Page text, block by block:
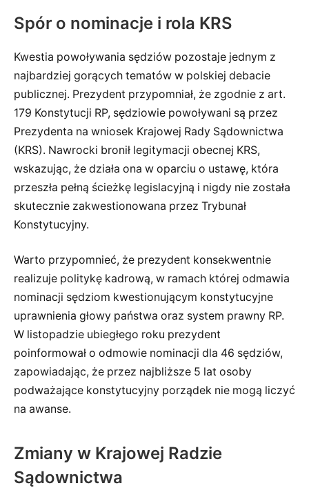
Spór o nominacje i rola KRS
Kwestia powoływania sędziów pozostaje jednym z
najbardziej gorących tematów w polskiej debacie
publicznej. Prezydent przypomniał, że zgodnie z art.
179 Konstytucji RP, sędziowie powoływani są przez
Prezydenta na wniosek Krajowej Rady Sądownictwa
(KRS). Nawrocki bronił legitymacji obecnej KRS,
wskazując, że działa ona w oparciu o ustawę, która
przeszła pełną ścieżkę legislacyjną i nigdy nie została
skutecznie zakwestionowana przez Trybunał
Konstytucyjny.
Warto przypomnieć, że prezydent konsekwentnie
realizuje politykę kadrową, w ramach której odmawia
nominacji sędziom kwestionującym konstytucyjne
uprawnienia głowy państwa oraz system prawny RP.
W listopadzie ubiegłego roku prezydent
poinformował o odmowie nominacji dla 46 sędziów,
zapowiadając, że przez najbliższe 5 lat osoby
podważające konstytucyjny porządek nie mogą liczyć
na awanse.
Zmiany w Krajowej Radzie
Sądownictwa